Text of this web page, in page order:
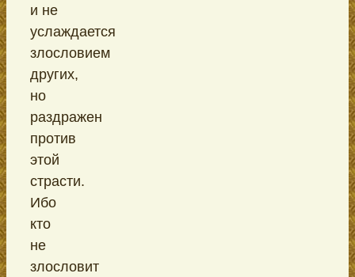
и не
услаждается
злословием
других,
но
раздражен
против
этой
страсти.
Ибо
кто
не
злословит